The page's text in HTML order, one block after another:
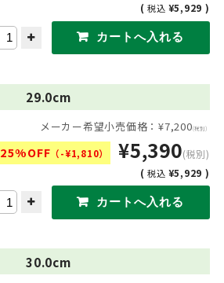
(税込 ¥5,929 )
29.0cm
メーカー希望小売価格：¥7,200(税別)
25%OFF （-¥1,810） ¥5,390(税別)
(税込 ¥5,929 )
30.0cm